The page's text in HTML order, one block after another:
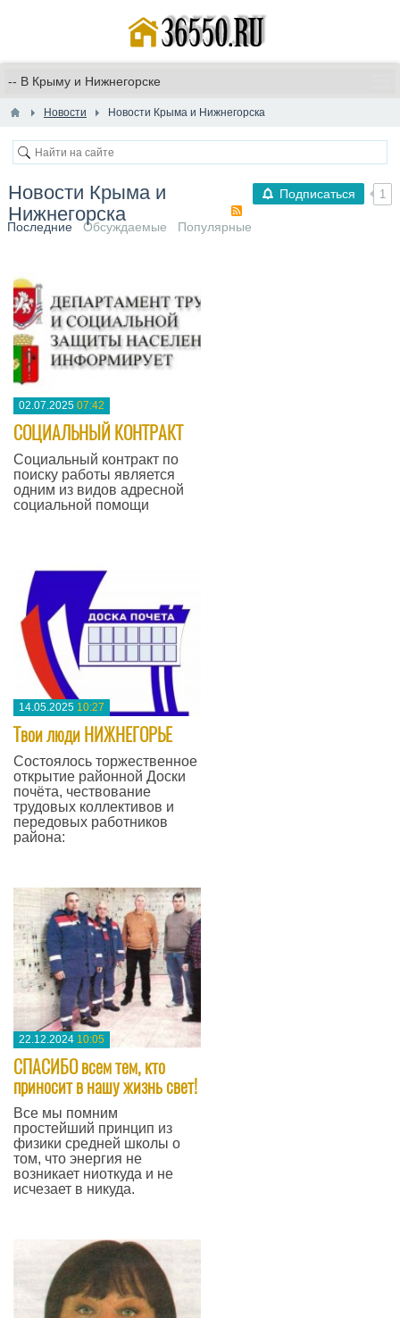
Новости Новости Крыма и Нижнегорска
Подписаться 1
Новости Крыма и
Нижнегорска
Последние Обсуждаемые Популярные
02.07.2025 07:42
СОЦИАЛЬНЫЙ КОНТРАКТ
Социальный контракт по
поиску работы является
одним из видов адресной
социальной помощи
14.05.2025 10:27
Твои люди НИЖНЕГОРЬЕ
Состоялось торжественное
открытие районной Доски
почёта, чествование
трудовых коллективов и
передовых работников
района:
22.12.2024 10:05
СПАСИБО всем тем, кто
приносит в нашу жизнь свет!
Все мы помним
простейший принцип из
физики средней школы о
том, что энергия не
возникает ниоткуда и не
исчезает в никуда.